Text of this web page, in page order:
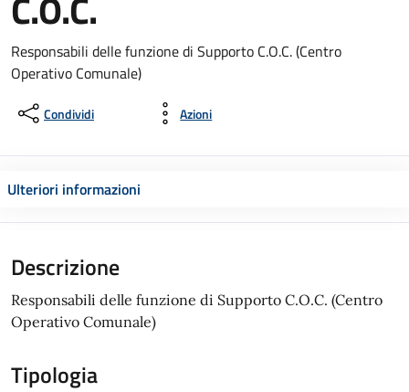
Responsabili delle funzione di Supporto C.O.C. (Centro
Operativo Comunale)
Condividi Azioni
Ulteriori informazioni
Descrizione
Responsabili delle funzione di Supporto C.O.C. (Centro
Operativo Comunale)
Tipologia